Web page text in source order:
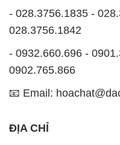
- 028.3756.1835 -
028.3756.1842
- 0932.660.696 -
0902.765.866
📧 Email:
ĐỊA CHỈ